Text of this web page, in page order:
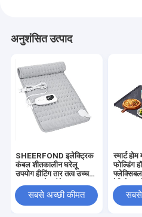
अनुशंसित उत्पाद
SHEERFOND इलेक्ट्रिक
कंबल शीतकालीन घरेलू
उपयोग हीटिंग तार तत्व उच्च
धोने योग्य कई गर्मी स्तर
सबसे अच्छी कीमत
स्मार्ट
फोल्डिंग
फ्लेक्सिबल
रोलेबलसबसे